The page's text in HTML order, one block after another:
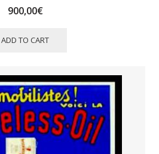
900,00€
ADD TO CART